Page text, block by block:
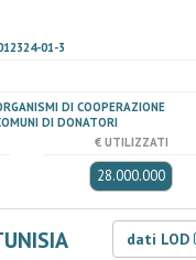
01-3
DI COOPERAZIONE
DI DONATORI
€ UTILIZZATI
28.000.000
dati LOD